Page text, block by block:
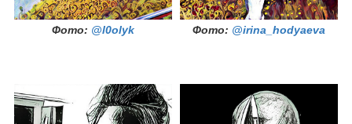
Фото: @l0olyk Фото: @irina_hodyaeva